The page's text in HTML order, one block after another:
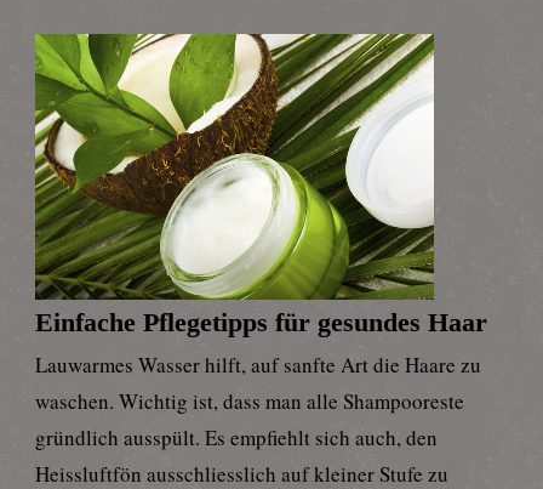
Einfache Pflegetipps für gesundes Haar
Lauwarmes Wasser hilft, auf sanfte Art die Haare zu
waschen. Wichtig ist, dass man alle Shampooreste
gründlich ausspült. Es empfiehlt sich auch, den
Heissluftfön ausschliesslich auf kleiner Stufe zu